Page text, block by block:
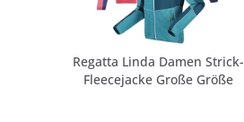
Regatta Linda Damen Strick-
Fleecejacke Große Größe